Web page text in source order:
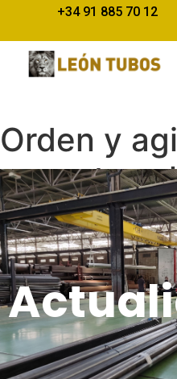
+34 91 885 70
Orden y
aspectos
entrega
cliente
Actualidad
28/02/2025 / Comentarios